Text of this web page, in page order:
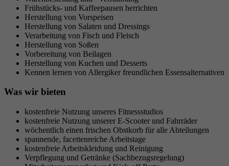
Frühstücks- und Kaffeepausen herrichten
Herstellung von Vorspeisen
Herstellung von Salaten und Dressings
Verarbeitung von Fisch und Fleisch
Herstellung von Soßen
Vorbereitung von Beilagen
Herstellung von Kuchen und Desserts
Kennen lernen von Allergiker freundlichen Essensalternativen
Was wir bieten
kostenfreie Nutzung unseres Fitnessstudios
kostenfreie Nutzung unserer E-Scooter und Fahrräder
wöchentlich einen frischen Obstkorb für alle Abteilungen
spannende, facettenreiche Arbeitstage
kostenfreie Arbeitskleidung und Reinigung
Verpflegung und Getränke (Sachbezugsregelung)